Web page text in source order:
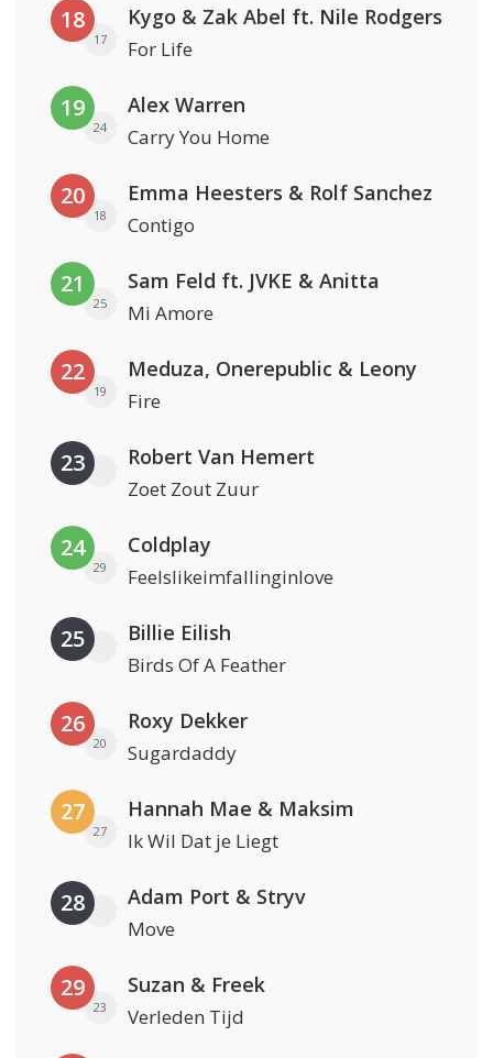
18
17
Kygo & Zak Abel ft. Nile Rodgers
For Life
19
24
Alex Warren
Carry You Home
20
18
Emma Heesters & Rolf Sanchez
Contigo
21
25
Sam Feld ft. JVKE & Anitta
Mi Amore
22
19
Meduza, Onerepublic & Leony
Fire
23 Robert Van Hemert
Zoet Zout Zuur
24
29
Coldplay
Feelslikeimfallinginlove
25 Billie Eilish
Birds Of A Feather
26
20
Roxy Dekker
Sugardaddy
27
27
Hannah Mae & Maksim
Ik Wil Dat je Liegt
28 Adam Port & Stryv
Move
29
23
Suzan & Freek
Verleden Tijd